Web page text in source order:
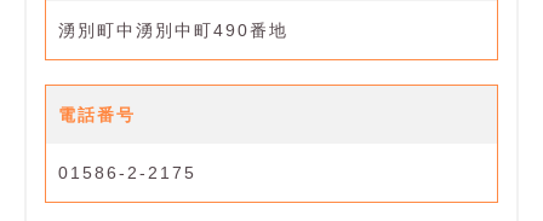
湧別町中湧別中町490番地
電話番号
01586-2-2175